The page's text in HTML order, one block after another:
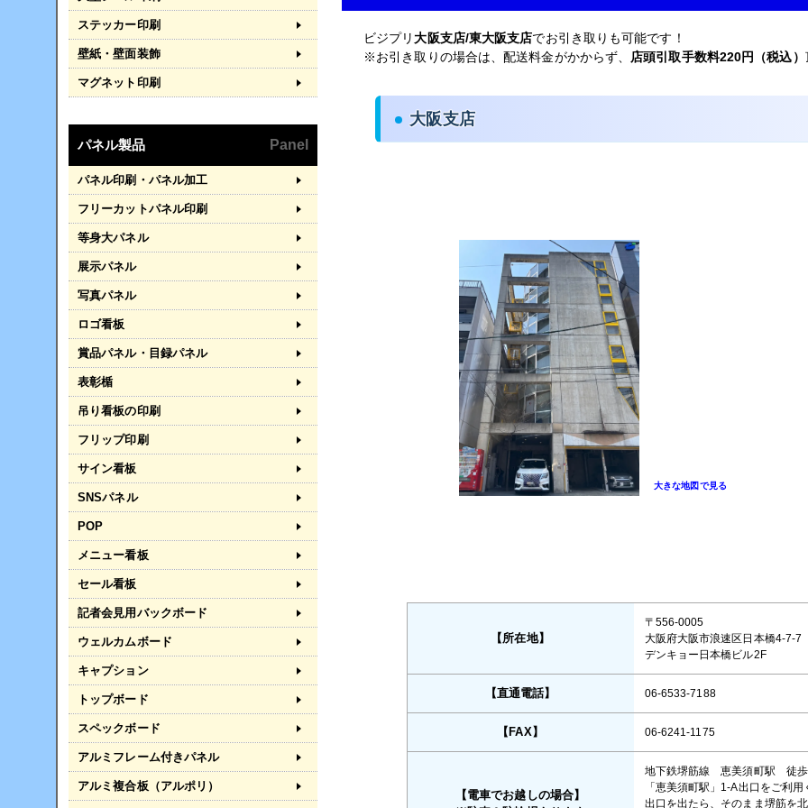
ビジプリ大阪支店/東大阪支店でお引き取りも可能です！
※お引き取りの場合は、配送料金がかからず、
店頭引取手数料220円（税込）
大阪支店
大きな地図で見る
【所在地】
〒556-0005
大阪府大阪市浪速区日本橋4-7-7
デンキョー日本橋ビル2F
【直通電話】 06-6533-7188
【FAX】 06-6241-1175
【電車でお越しの場合】
地下鉄堺筋線 恵美須町駅 徒
「恵美須町駅」1-A出口をご利用
出口を出たら、そのまま堺筋を
ステッカー印刷
壁紙・壁面装飾
マグネット印刷
パネル製品 Panel
パネル印刷・パネル加工
フリーカットパネル印刷
等身大パネル
展示パネル
写真パネル
ロゴ看板
賞品パネル・目録パネル
表彰楯
吊り看板の印刷
フリップ印刷
サイン看板
SNSパネル
POP
メニュー看板
セール看板
記者会見用バックボード
ウェルカムボード
キャプション
トップボード
スペックボード
アルミフレーム付きパネル
アルミ複合板（アルポリ）